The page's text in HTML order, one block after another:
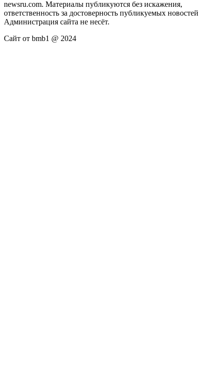
newsru.com. Материалы публикуются без искажения,
ответственность за достоверность публикуемых новостей
Администрация сайта не несёт.
Сайт от bmb1 @ 2024